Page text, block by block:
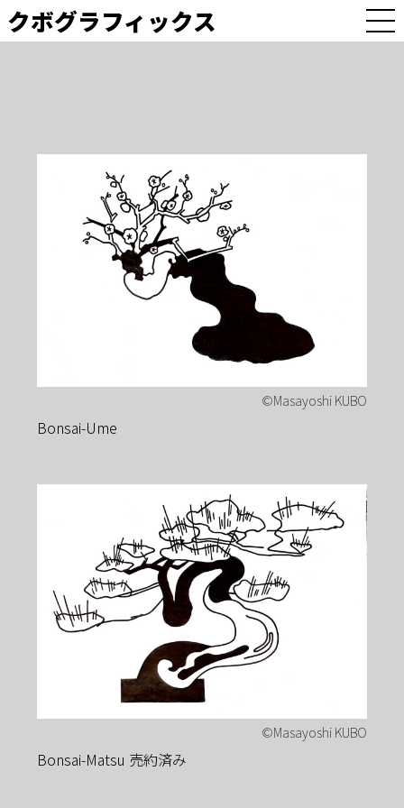
クボグラフィックス
M
E
N
Bonsai-Ume
Bonsai-Matsu 売約済み